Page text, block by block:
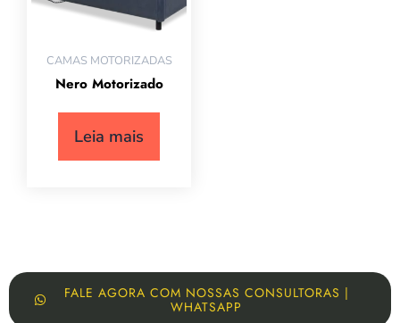
CAMAS MOTORIZADAS
Nero Motorizado
Leia mais
FALE AGORA COM NOSSAS CONSULTORAS |
WHATSAPP